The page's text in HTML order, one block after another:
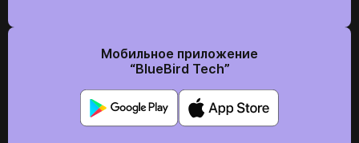
Мобильное приложение
“BlueBird Tech”